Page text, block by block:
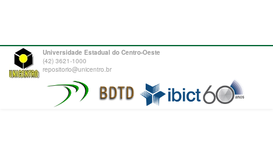
Universidade Estadual do Centro-Oeste
(42) 3621-1000
repositorio@unicentro.br